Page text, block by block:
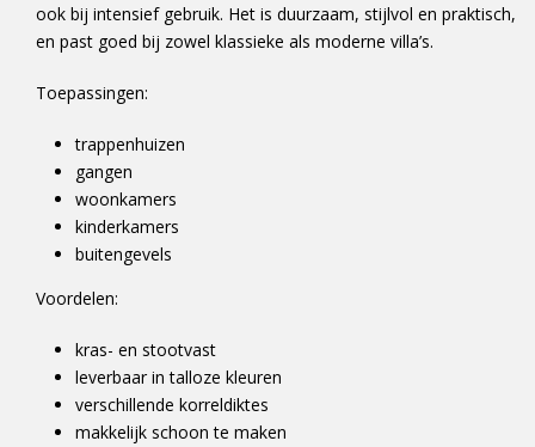
ook bij intensief gebruik. Het is duurzaam, stijlvol en praktisch,
en past goed bij zowel klassieke als moderne villa’s.
Toepassingen:
trappenhuizen
gangen
woonkamers
kinderkamers
buitengevels
Voordelen:
kras- en stootvast
leverbaar in talloze kleuren
verschillende korreldiktes
makkelijk schoon te maken